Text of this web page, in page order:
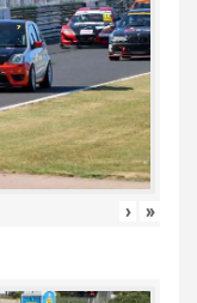
› »